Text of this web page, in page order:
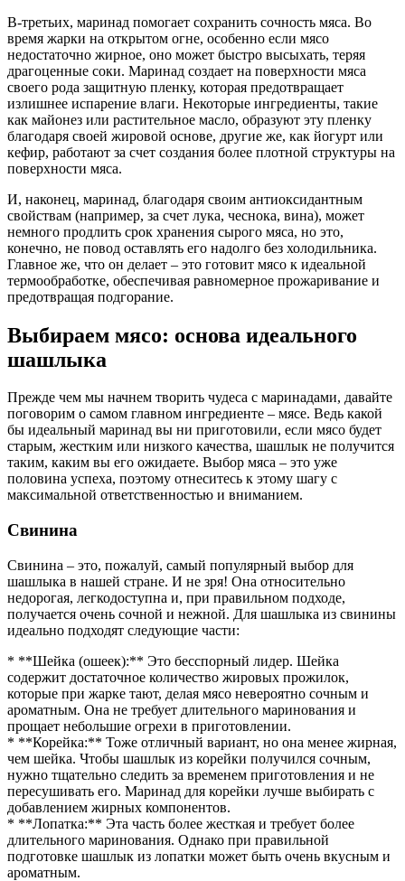
В-третьих, маринад помогает сохранить сочность мяса. Во
время жарки на открытом огне, особенно если мясо
недостаточно жирное, оно может быстро высыхать, теряя
драгоценные соки. Маринад создает на поверхности мяса
своего рода защитную пленку, которая предотвращает
излишнее испарение влаги. Некоторые ингредиенты, такие
как майонез или растительное масло, образуют эту пленку
благодаря своей жировой основе, другие же, как йогурт или
кефир, работают за счет создания более плотной структуры на
поверхности мяса.
И, наконец, маринад, благодаря своим антиоксидантным
свойствам (например, за счет лука, чеснока, вина), может
немного продлить срок хранения сырого мяса, но это,
конечно, не повод оставлять его надолго без холодильника.
Главное же, что он делает – это готовит мясо к идеальной
термообработке, обеспечивая равномерное прожаривание и
предотвращая подгорание.
Выбираем мясо: основа идеального
шашлыка
Прежде чем мы начнем творить чудеса с маринадами, давайте
поговорим о самом главном ингредиенте – мясе. Ведь какой
бы идеальный маринад вы ни приготовили, если мясо будет
старым, жестким или низкого качества, шашлык не получится
таким, каким вы его ожидаете. Выбор мяса – это уже
половина успеха, поэтому отнеситесь к этому шагу с
максимальной ответственностью и вниманием.
Свинина
Свинина – это, пожалуй, самый популярный выбор для
шашлыка в нашей стране. И не зря! Она относительно
недорогая, легкодоступна и, при правильном подходе,
получается очень сочной и нежной. Для шашлыка из свинины
идеально подходят следующие части:
* **Шейка (ошеек):** Это бесспорный лидер. Шейка
содержит достаточное количество жировых прожилок,
которые при жарке тают, делая мясо невероятно сочным и
ароматным. Она не требует длительного маринования и
прощает небольшие огрехи в приготовлении.
* **Корейка:** Тоже отличный вариант, но она менее жирная,
чем шейка. Чтобы шашлык из корейки получился сочным,
нужно тщательно следить за временем приготовления и не
пересушивать его. Маринад для корейки лучше выбирать с
добавлением жирных компонентов.
* **Лопатка:** Эта часть более жесткая и требует более
длительного маринования. Однако при правильной
подготовке шашлык из лопатки может быть очень вкусным и
ароматным.